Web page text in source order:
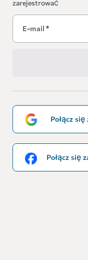
zarejestrować
E-mail*
Połącz
Połącz się